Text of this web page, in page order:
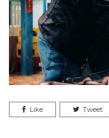
Like Tweet